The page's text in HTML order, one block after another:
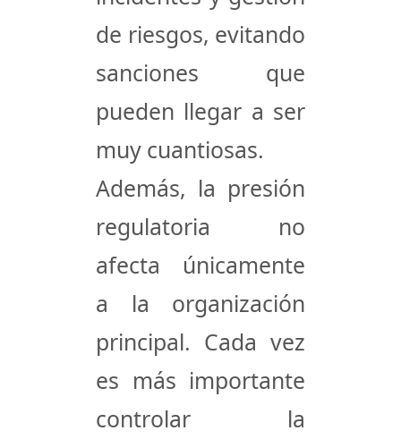
de riesgos, evitando
sanciones que
pueden llegar a ser
muy cuantiosas.
Además, la presión
regulatoria no
afecta únicamente
a la organización
principal. Cada vez
es más importante
controlar la